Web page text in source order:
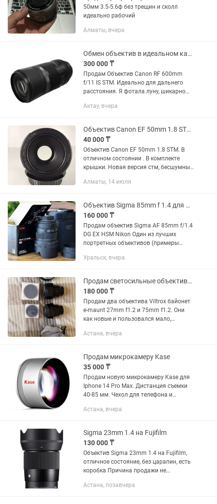
50мм 3.5-5.6ф без трещин и сколл
идеально рабочий
Алматы, вчера
Обмен объектив в идеальном качестве
300 000 ₸
Продам Объектив Canon RF 600mm
f/11 IS STM. Идеально для дальнего
расстояния. Я фотала луну, шикарно
приложила. Луна получается
Актау, вчера
Объектив Canon EF 50mm 1.8 STM. Портретник
40 000 ₸
Объектив Canon EF 50mm 1.8 STM. В
отличном состоянии . В комплекте
крышки. Новая версия стм, бесшумный
фото тоже. Светосильный. Цена 40.000
Алматы, 14 июля
Объектив Sigma 85mm f 1.4 для Nikon (F, EF)
160 000 ₸
Продам объектив Sigma AF 85mm f/1.4
DG EX HSM Nikon Один из лучших
портретных объективов (примеры
светосильный с красивым рисунком
Уральск, вчера
Продам светосильные объективы Viltrox
180 000 ₸
Продам два объектива Viltrox байонет
e-maunt 27mm f1.2 и 75mm f1.2. Они
как новые и пользовался мало,
объектив 180к, если оба заберете, то
Астана, вчера
Продам микрокамеру Kase
35 000 ₸
Продам новую микрокамеру Kase для
Iphone 14 Pro Max. Дистанция съемки
40-85 мм. Чехол для телефона и
Астана, вчера
Sigma 23mm 1.4 на Fujifilm
130 000 ₸
Объектив Sigma 23mm 1.4 на Fujifilm,
отличное состояние, без царапин, есть
коробка Причина продажи не
Астана, позавчера